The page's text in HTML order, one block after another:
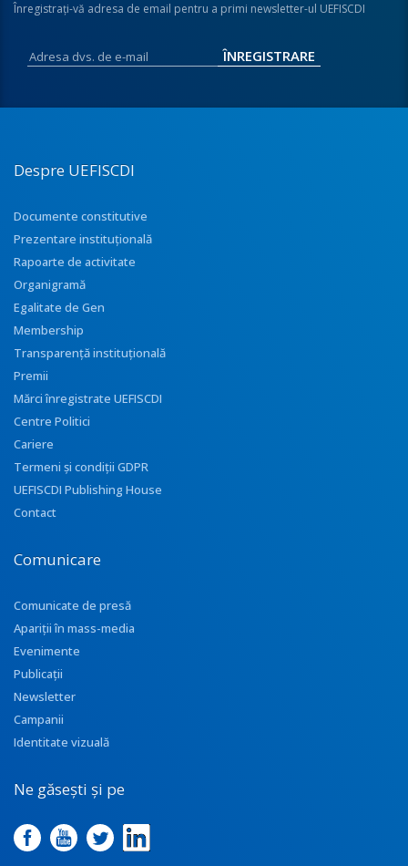
Înregistraţi-vă adresa de email pentru a primi newsletter-ul UEFISCDI
Despre UEFISCDI
Documente constitutive
Prezentare instituţională
Rapoarte de activitate
Organigramă
Egalitate de Gen
Membership
Transparenţă instituţională
Premii
Mărci înregistrate UEFISCDI
Centre Politici
Cariere
Termeni și condiții GDPR
UEFISCDI Publishing House
Contact
Comunicare
Comunicate de presă
Apariţii în mass-media
Evenimente
Publicații
Newsletter
Campanii
Identitate vizuală
Ne găsești și pe